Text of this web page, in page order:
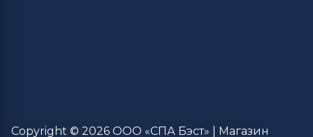
Copyright © 2026 ООО «СПА Бэст» | Магазин